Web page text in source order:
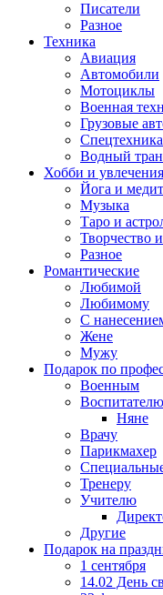
Писатели
Разное
Техника
Авиация
Автомобили
Мотоциклы
Военная
Грузовые
Спецтехника
Водный
Хобби и увлечения
Йога и
Музыка
Таро и
Творчество
Разное
Романтические
Любимой
Любимому
С
Жене
Мужу
Подарок по
Военным
Воспитателю
Няне
Врачу
Парикмахер
Тренеру
Учителю
Другие
Подарок на
1 сентября
14.02 День